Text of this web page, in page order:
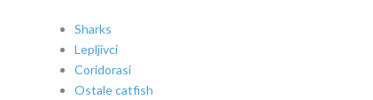
Sharks
Lepljivci
Coridorasi
Ostale catfish